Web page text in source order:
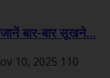
बार-बार सूखने...
10, 2025 110